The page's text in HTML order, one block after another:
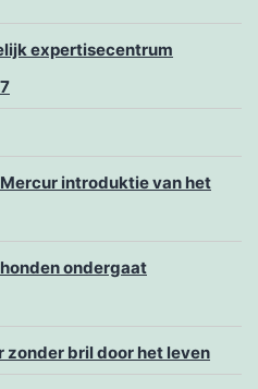
expertisecentrum
introduktie van het
ondergaat
zonder bril door het leven